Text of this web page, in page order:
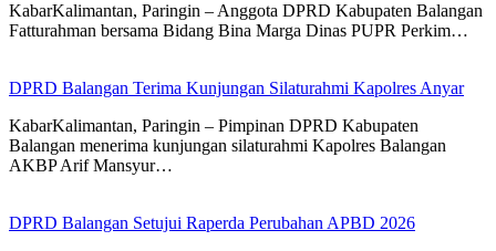
KabarKalimantan, Paringin – Anggota DPRD Kabupaten Balangan
Fatturahman bersama Bidang Bina Marga Dinas PUPR Perkim…
DPRD Balangan Terima Kunjungan Silaturahmi Kapolres Anyar
KabarKalimantan, Paringin – Pimpinan DPRD Kabupaten
Balangan menerima kunjungan silaturahmi Kapolres Balangan
AKBP Arif Mansyur…
DPRD Balangan Setujui Raperda Perubahan APBD 2026